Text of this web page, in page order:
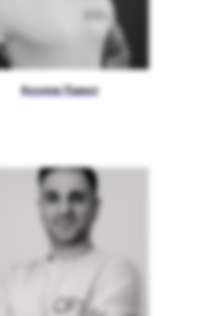
Козлов Павел